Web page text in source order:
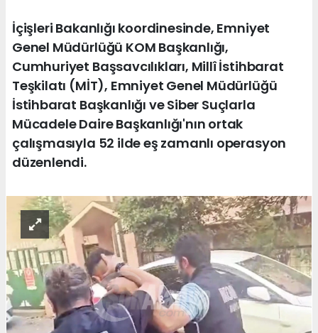
İçişleri Bakanlığı koordinesinde, Emniyet
Genel Müdürlüğü KOM Başkanlığı,
Cumhuriyet Başsavcılıkları, Millî İstihbarat
Teşkilatı (MİT), Emniyet Genel Müdürlüğü
İstihbarat Başkanlığı ve Siber Suçlarla
Mücadele Daire Başkanlığı'nın ortak
çalışmasıyla 52 ilde eş zamanlı operasyon
düzenlendi.